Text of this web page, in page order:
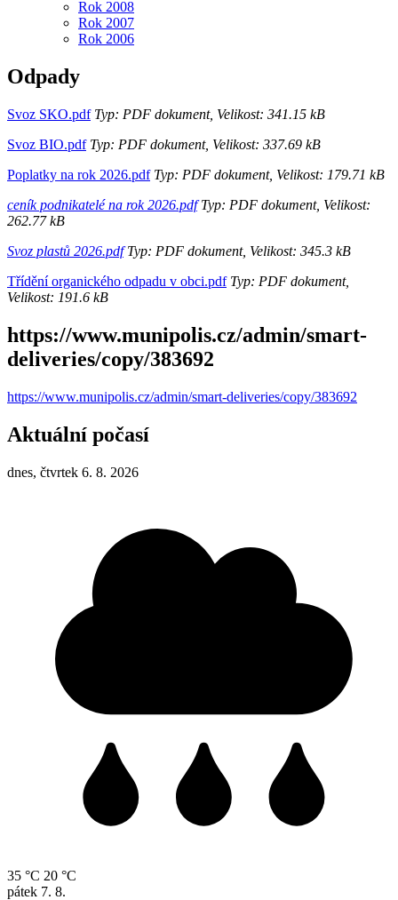
Rok 2008
Rok 2007
Rok 2006
Odpady
Svoz SKO.pdfTyp: PDF dokument, Velikost: 341.15 kB
Svoz BIO.pdfTyp: PDF dokument, Velikost: 337.69 kB
Poplatky na rok 2026.pdfTyp: PDF dokument, Velikost: 179.71 kB
ceník podnikatelé na rok 2026.pdfTyp: PDF dokument, Velikost:
262.77 kB
Svoz plastů 2026.pdfTyp: PDF dokument, Velikost: 345.3 kB
Třídění organického odpadu v obci.pdfTyp: PDF dokument,
Velikost: 191.6 kB
https://www.munipolis.cz/admin/smart-
deliveries/copy/383692
https://www.munipolis.cz/admin/smart-deliveries/copy/383692
Aktuální počasí
dnes, čtvrtek 6. 8. 2026
35 °C 20 °C
pátek 7. 8.